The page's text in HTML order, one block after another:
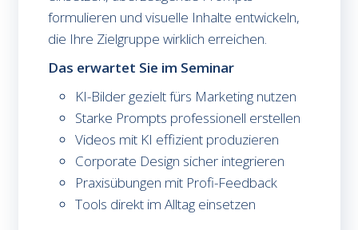
formulieren und visuelle Inhalte entwickeln,
die Ihre Zielgruppe wirklich erreichen.
Das erwartet Sie im Seminar
KI-Bilder gezielt fürs Marketing nutzen
Starke Prompts professionell erstellen
Videos mit KI effizient produzieren
Corporate Design sicher integrieren
Praxisübungen mit Profi-Feedback
Tools direkt im Alltag einsetzen